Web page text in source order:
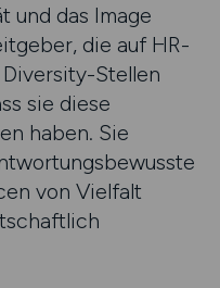
und das Image
die auf HR-
Diversity-Stellen
sie diese
haben. Sie
von Vielfalt